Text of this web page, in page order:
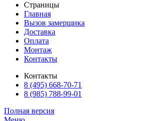
Страницы
Главная
Вызов замерщика
Доставка
Оплата
Монтаж
Контакты
Контакты
8 (495) 668-70-71
8 (985) 788-99-01
Полная версия